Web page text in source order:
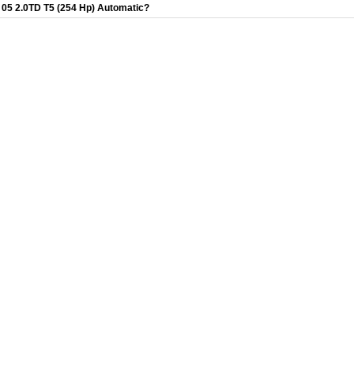
05 2.0TD T5 (254 Hp) Automatic?